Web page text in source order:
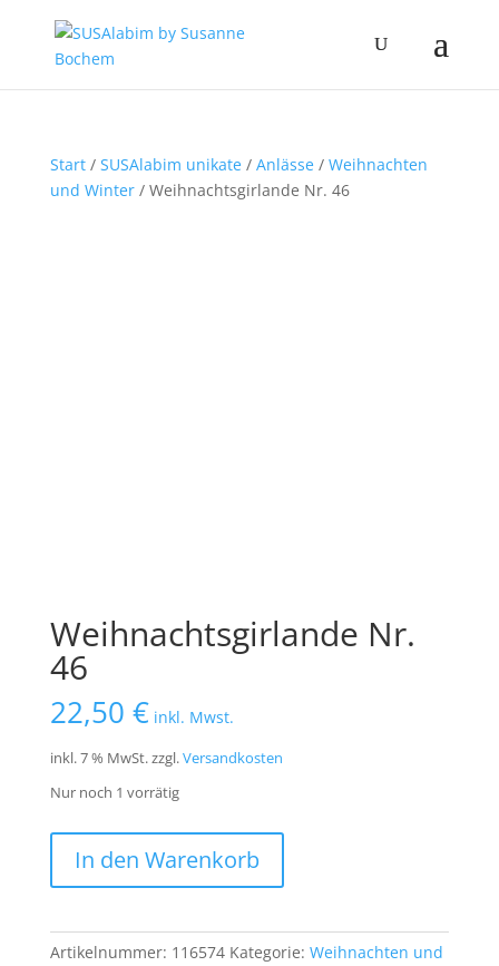
Start/ SUSAlabim unikate/ Anlässe/ Weihnachten
und Winter/ Weihnachtsgirlande Nr. 46
Weihnachtsgirlande Nr.
46
22,50 € inkl. Mwst.
inkl. 7 % MwSt.zzgl.Versandkosten
Nur noch 1 vorrätig
In den Warenkorb
Artikelnummer: 116574 Kategorie: Weihnachten und